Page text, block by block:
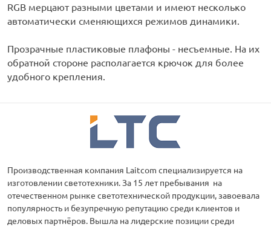
RGB мерцают разными цветами и имеют несколько
автоматически сменяющихся режимов динамики.
Прозрачные пластиковые плафоны - несъемные. На их
обратной стороне располагается крючок для более
удобного крепления.
Производственная компания Laitcom специализируется на
изготовлении светотехники. За 15 лет пребывания на
отечественном рынке светотехнической продукции, завоевала
популярность и безупречную репутацию среди клиентов и
деловых партнёров. Вышла на лидерские позиции среди